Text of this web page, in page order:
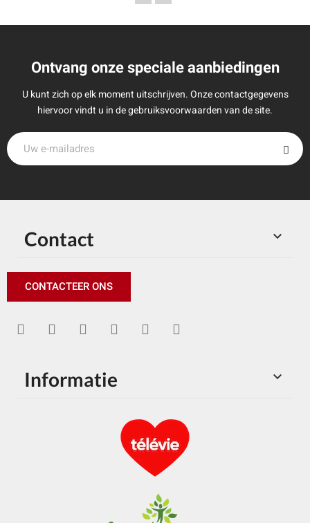
Ontvang onze speciale aanbiedingen
U kunt zich op elk moment uitschrijven. Onze contactgegevens
hiervoor vindt u in de gebruiksvoorwaarden van de site.

Contact
CONTACTEER ONS

Informatie